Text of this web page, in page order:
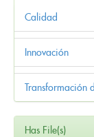
Calidad
Innovación
Transformación
Has File(s)